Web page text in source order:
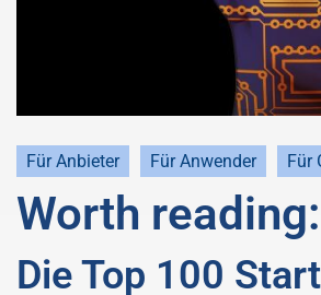
Für Anbieter Für Anwender Für
Worth reading:
Die Top 100